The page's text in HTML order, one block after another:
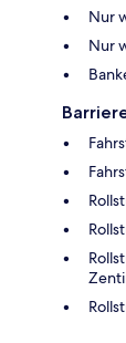
Nur
Nur